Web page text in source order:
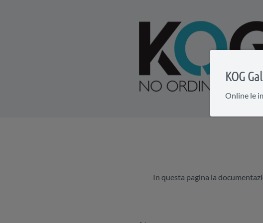
In questa pagina la
KOG
Online le